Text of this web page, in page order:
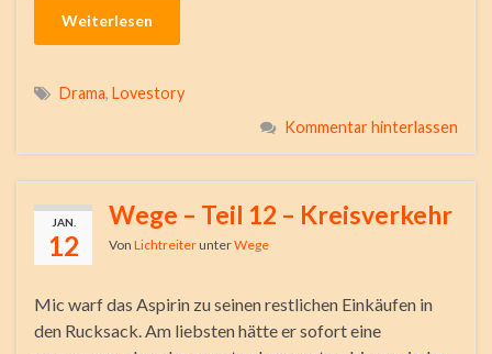
Weiterlesen
Drama, Lovestory
Kommentar hinterlassen
JAN.
12
Wege – Teil 12 – Kreisverkehr
Von LichtreiterunterWege
Mic warf das Aspirin zu seinen restlichen Einkäufen in
den Rucksack. Am liebsten hätte er sofort eine